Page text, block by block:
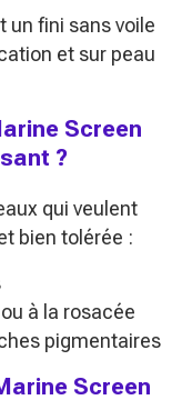
un fini sans voile
et sur peau
Screen
?
qui veulent
bien tolérée :
à la rosacée
pigmentaires
Screen